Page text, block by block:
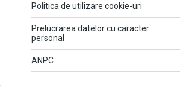
Politica de utilizare cookie-uri
Prelucrarea datelor cu caracter
personal
ANPC